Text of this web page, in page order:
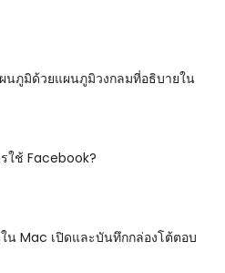
นภูมิด้วยแผนภูมิวงกลมที่อธิบายใน
ใช้ Facebook?
น Mac เปิดและบันทึกกล่องโต้ตอบ